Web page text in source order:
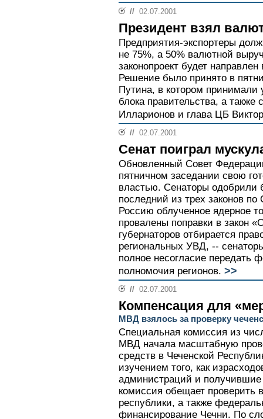
// 02.07.2001
Президент взял
Предприятия-экспортеры
не 75%, а 50% валютной
законопроект будет
Решение было принято в
Путина, в котором принимали
блока правительства, а также
Илларионов и глава ЦБ
// 02.07.2001
Сенат поиграл
Обновленный Совет
пятничном заседании свою
властью. Сенаторы одобрили
последний из трех законов
Россию облученное ядерное
провалены поправки в закон
губернаторов отбирается
региональных УВД, --
полное несогласие передать
полномочия регионов. >>
// 02.07.2001
Компенсация для
МВД взялось за проверку
Специальная комиссия из
МВД начала масштабную
средств в Чеченской
изучением того, как
администраций и
комиссия обещает проверить
республики, а также
финансирование Чечни. По